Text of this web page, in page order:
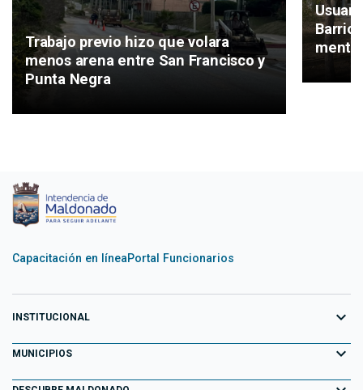
Trabajo previo hizo que volara
menos arena entre San Francisco y
Punta Negra
Capacitación en líneaPortal Funcionarios
INSTITUCIONAL expand_more
Equipo de Gobierno
Primeros 100 días
MUNICIPIOS expand_more
Aiguá